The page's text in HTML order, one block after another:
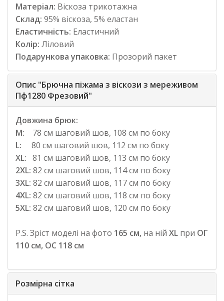
Матеріал: Віскоза трикотажна
Склад: 95% віскоза, 5% еластан
Еластичність: Еластичний
Колір: Ліловий
Подарункова упаковка: Прозорий пакет
Опис "Брючна піжама з віскози з мереживом
Пф1280 Фрезовий"
Довжина брюк:
M: 78 см шаговий шов, 108 см по боку
L:
80 см шаговий шов, 112 см по боку
XL: 81 см шаговий шов, 113 см по боку
2XL: 82 см шаговий шов, 114 см по боку
3XL: 82 см шаговий шов, 117 см по боку
4XL: 82 см шаговий шов, 118 см по боку
5XL: 82 см шаговий шов, 120 см по боку
P.S. Зріст моделі на фото 165 см, на ній XL при ОГ
110 см, ОС 118 см
Розмірна сітка